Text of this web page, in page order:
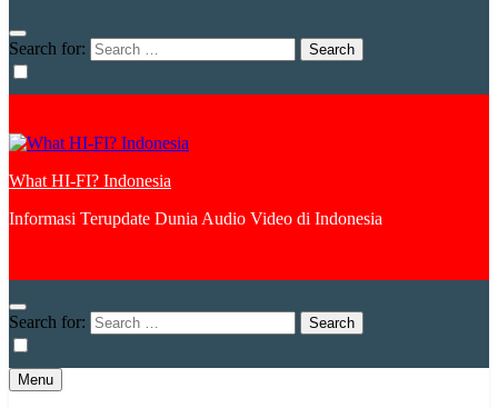
Search for:
What HI-FI? Indonesia
Informasi Terupdate Dunia Audio Video di Indonesia
Search for:
Menu